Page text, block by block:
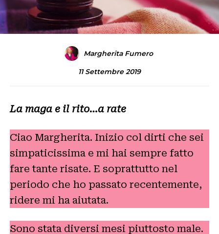
Margherita Fumero
11 Settembre 2019
La maga e il rito…a rate
Ciao Margherita. Inizio col dirti che sei
simpaticissima e mi hai sempre fatto
fare tante risate. E soprattutto nel
periodo che ho passato recentemente,
ridere mi ha aiutata.
Sono stata diversi mesi piuttosto male.